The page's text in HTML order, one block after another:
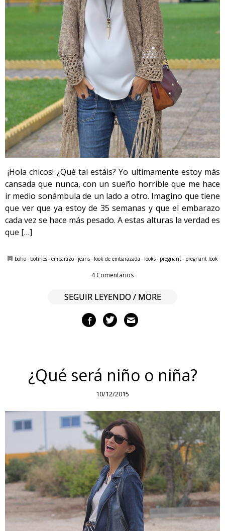
¡Hola chicos! ¿Qué tal estáis? Yo ultimamente estoy más
cansada que nunca, con un sueño horrible que me hace
ir medio sonámbula de un lado a otro. Imagino que tiene
que ver que ya estoy de 35 semanas y que el embarazo
cada vez se hace más pesado. A estas alturas la verdad es
que […]
boho · botines · embarazo · jeans · look de embarazada · looks · pregnant · pregnant look
4 Comentarios
SEGUIR LEYENDO / MORE
¿Qué será niño o niña?
10/12/2015